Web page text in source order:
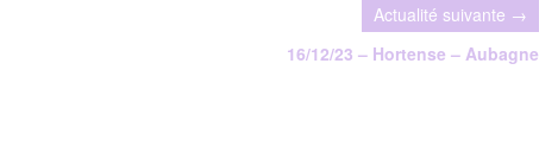
16/12/23 – Hortense – Aubagne